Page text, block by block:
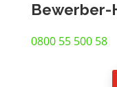
Bewerber-
0800 55 500 58